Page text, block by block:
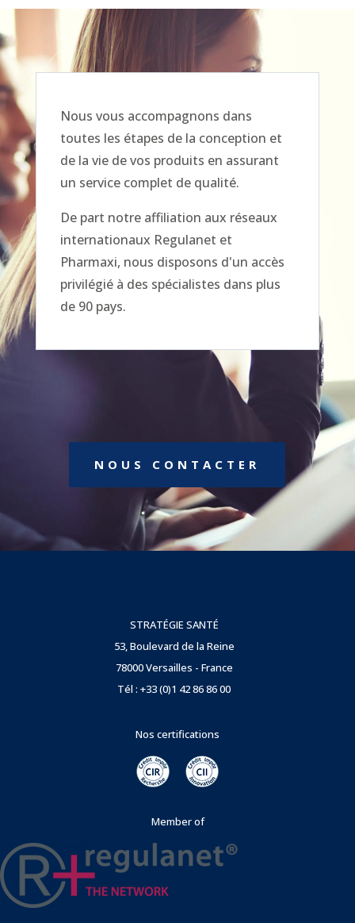
Nous vous accompagnons dans
toutes les étapes de la conception et
de la vie de vos produits en assurant
un service complet de qualité.
De part notre affiliation aux réseaux
internationaux Regulanet et
Pharmaxi, nous disposons d'un accès
privilégié à des spécialistes dans plus
de 90 pays.
NOUS CONTACTER
STRATÉGIE SANTÉ
53, Boulevard de la Reine
78000 Versailles - France
Tél : +33 (0)1 42 86 86 00
Nos certifications
Member of